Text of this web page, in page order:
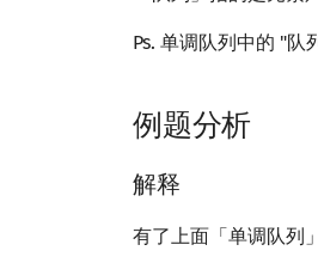
Ps. 单调队列中的 "队
例题分析
解释
有了上面「单调队列